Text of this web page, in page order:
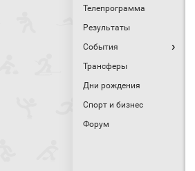
Телепрограмма
Результаты
События
Трансферы
Дни рождения
Спорт и бизнес
Форум